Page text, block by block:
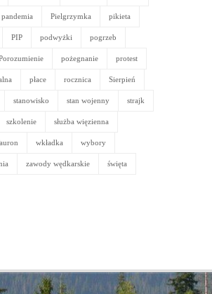
pandemia Pielgrzymka pikieta
PIP podwyżki pogrzeb
pożegnanie protest
płace rocznica Sierpień
stanowisko stan wojenny strajk
szkolenie służba więzienna
wkładka wybory
zawody wędkarskie święta